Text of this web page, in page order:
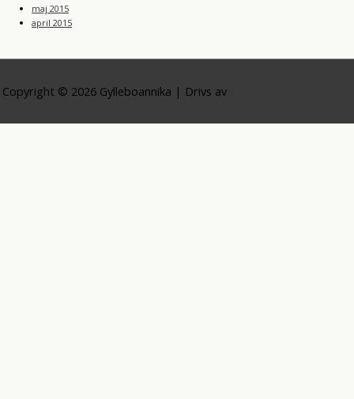
maj 2015
april 2015
Copyright © 2026 Gylleboannika | Drivs av